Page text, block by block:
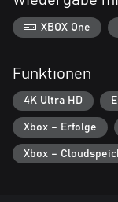
XBOX One
Funktionen
4K Ultra HD
Xbox – Erfolge
Xbox –